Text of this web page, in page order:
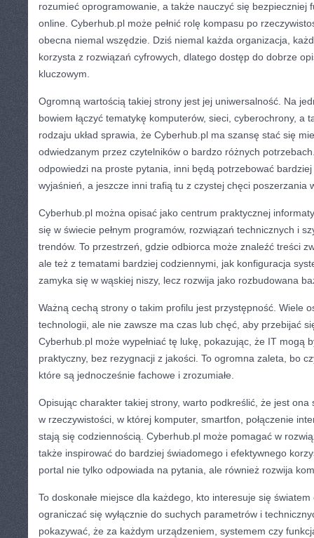
rozumieć oprogramowanie, a także nauczyć się bezpieczniej
online. Cyberhub.pl może pełnić rolę kompasu po
obecna niemal wszędzie. Dziś niemal każda organizacja,
korzysta z rozwiązań cyfrowych, dlatego dostęp do dobrze
kluczowym.
Ogromną wartością takiej strony jest jej uniwersalność. Na
bowiem łączyć tematykę komputerów, sieci, cyberochrony, a
rodzaju układ sprawia, że Cyberhub.pl ma szansę stać się
odwiedzanym przez czytelników o bardzo różnych
odpowiedzi na proste pytania, inni będą potrzebować
wyjaśnień, a jeszcze inni trafią tu z czystej chęci poszerzania
Cyberhub.pl można opisać jako centrum praktycznej
się w świecie pełnym programów, rozwiązań technicznych i
trendów. To przestrzeń, gdzie odbiorca może znaleźć treści
ale też z tematami bardziej codziennymi, jak konfiguracja
zamyka się w wąskiej niszy, lecz rozwija jako rozbudowana
Ważną cechą strony o takim profilu jest przystępność. Wiele
technologii, ale nie zawsze ma czas lub chęć, aby przebijać
Cyberhub.pl może wypełniać tę lukę, pokazując, że IT mogą
praktyczny, bez rezygnacji z jakości. To ogromna zaleta, bo
które są jednocześnie fachowe i zrozumiałe.
Opisując charakter takiej strony, warto podkreślić, że jest ona
w rzeczywistości, w której komputer, smartfon, połączenie
stają się codziennością. Cyberhub.pl może pomagać w
także inspirować do bardziej świadomego i efektywnego
portal nie tylko odpowiada na pytania, ale również rozwija
To doskonałe miejsce dla każdego, kto interesuje się
ograniczać się wyłącznie do suchych parametrów i
pokazywać, że za każdym urządzeniem, systemem czy